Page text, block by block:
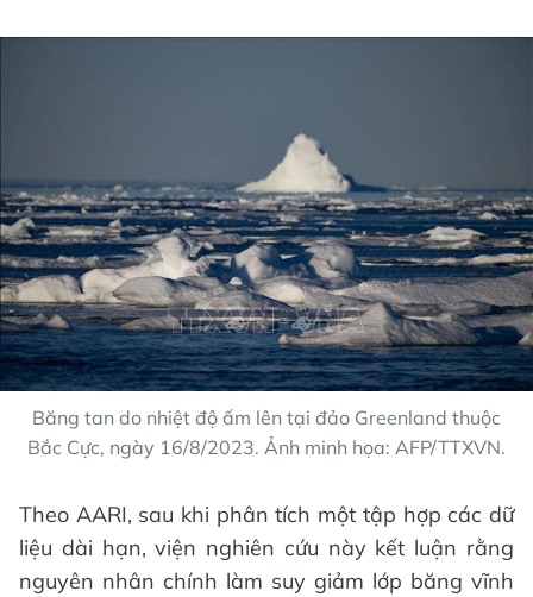
Băng tan do nhiệt độ ấm lên tại đảo Greenland thuộc
Bắc Cực, ngày 16/8/2023. Ảnh minh họa: AFP/TTXVN.
Theo AARI, sau khi phân tích một tập hợp các dữ
liệu dài hạn, viện nghiên cứu này kết luận rằng
nguyên nhân chính làm suy giảm lớp băng vĩnh